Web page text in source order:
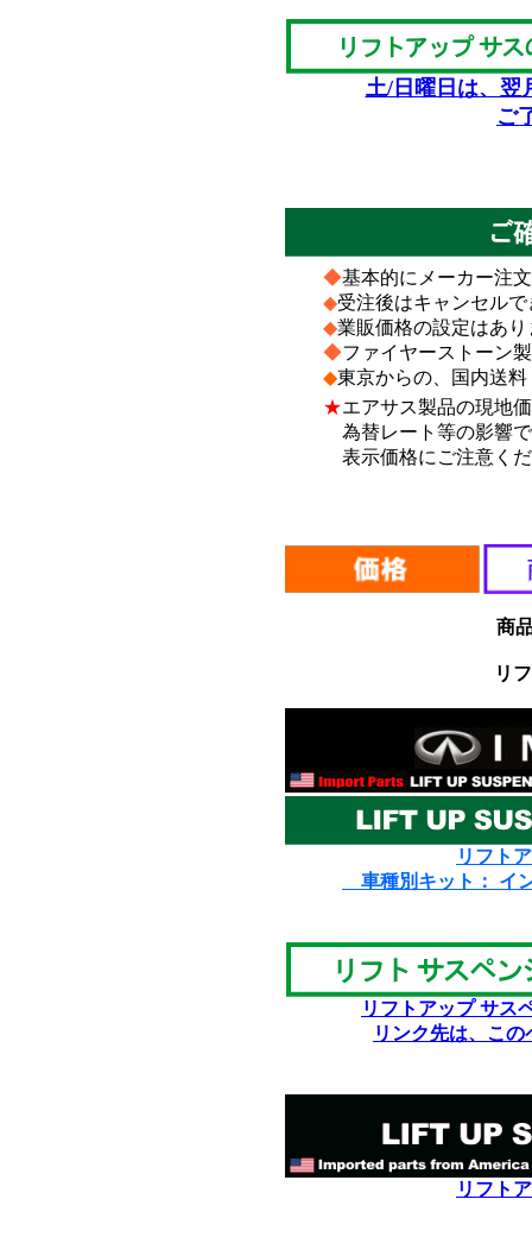
土/日曜日は、翌
ご
◆基本的にメーカー注
◆受注後はキャンセル
◆業販価格の設定はあ
◆ファイヤーストーン
◆東京からの、国内送
★エアサス製品の現地
為替レート等の影響で
表示価格にご注意くだ
商
リ
リフト
車種別キット： イ
リフトアップ サス
リンク先は、こ
リフト